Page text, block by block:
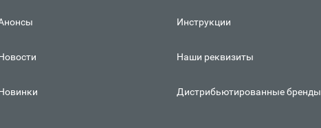
Инструкции
Наши реквизиты
Дистрибьютированные бренды